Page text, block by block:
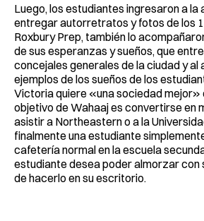
Luego, los estudiantes ingresaron a la
entregar autorretratos y fotos de los
Roxbury Prep, también lo
de sus esperanzas y sueños, que
concejales generales de la ciudad y al
ejemplos de los sueños de los
Victoria quiere «una sociedad mejor»
objetivo de Wahaaj es convertirse en
asistir a Northeastern o a la
finalmente una estudiante
cafetería normal en la escuela
estudiante desea poder almorzar con
de hacerlo en su escritorio.